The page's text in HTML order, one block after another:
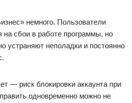
немного. Пользователи
на сбои в работе программы, но
устраняют неполадки и постоянно
— риск блокировки аккаунта при
одновременно можно не